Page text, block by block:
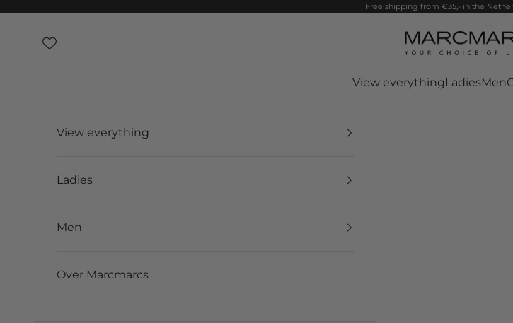
Free shipping from €35,- in the
MarcMarcs
View everythingLadiesMen
View everything
Ladies
Men
Over Marcmarcs